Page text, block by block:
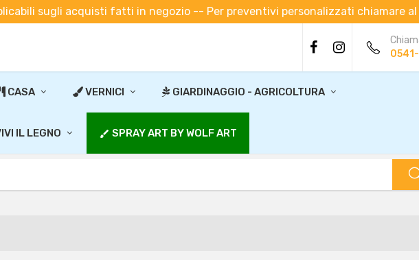
sugli acquisti fatti in negozio -- Per preventivi personalizzati chiamare al
CASA VERNICI GIARDINAGGIO - AGRICOLTURA
IL LEGNO brush SPRAY ART BY WOLF ART